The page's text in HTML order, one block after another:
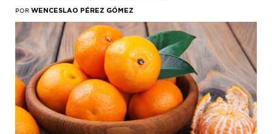
POR WENCESLAO PÉREZ GÓMEZ